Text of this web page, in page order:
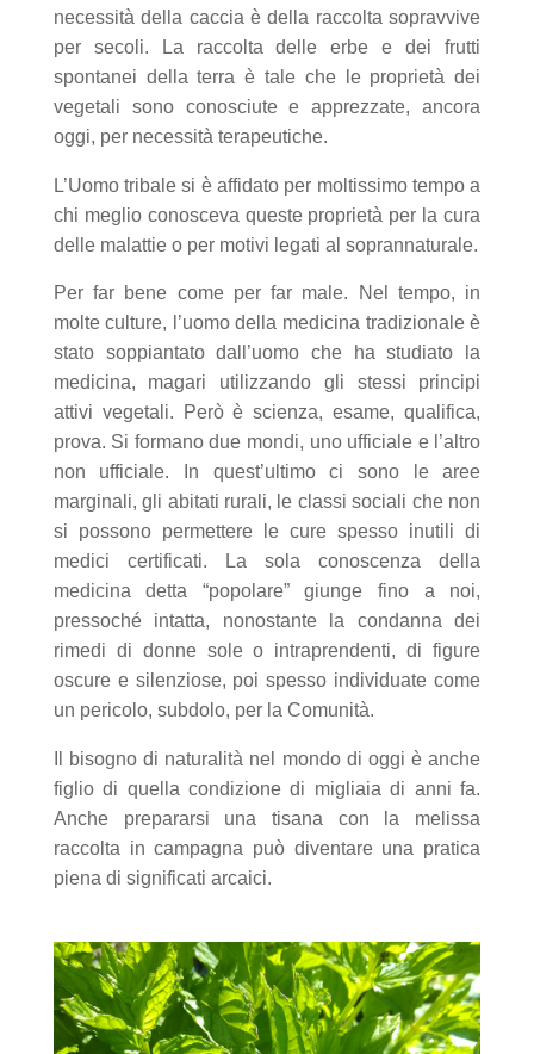
necessità della caccia è della raccolta sopravvive
per secoli. La raccolta delle erbe e dei frutti
spontanei della terra è tale che le proprietà dei
vegetali sono conosciute e apprezzate, ancora
oggi, per necessità terapeutiche.
L’Uomo tribale si è affidato per moltissimo tempo a
chi meglio conosceva queste proprietà per la cura
delle malattie o per motivi legati al soprannaturale.
Per far bene come per far male. Nel tempo, in
molte culture, l’uomo della medicina tradizionale è
stato soppiantato dall’uomo che ha studiato la
medicina, magari utilizzando gli stessi principi
attivi vegetali. Però è scienza, esame, qualifica,
prova. Si formano due mondi, uno ufficiale e l’altro
non ufficiale. In quest’ultimo ci sono le aree
marginali, gli abitati rurali, le classi sociali che non
si possono permettere le cure spesso inutili di
medici certificati. La sola conoscenza della
medicina detta “popolare” giunge fino a noi,
pressoché intatta, nonostante la condanna dei
rimedi di donne sole o intraprendenti, di figure
oscure e silenziose, poi spesso individuate come
un pericolo, subdolo, per la Comunità.
Il bisogno di naturalità nel mondo di oggi è anche
figlio di quella condizione di migliaia di anni fa.
Anche prepararsi una tisana con la melissa
raccolta in campagna può diventare una pratica
piena di significati arcaici.